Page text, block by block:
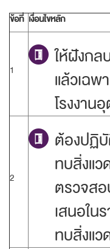
ข้อที่ เงื่อนไขหลัก
1
ให้ฝังกล
แล้วเฉ
โรงงาน
2
ต้องปฏิ
ทบสิ่งแ
ตรวจส
เสนอใน
ทบสิ่งแว